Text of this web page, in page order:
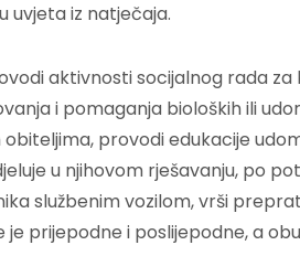
uvjeta iz natječaja.
aktivnosti socijalnog rada
i pomaganja bioloških ili
provodi edukacije
u njihovom rješavanju, po
službenim vozilom, vrši
je prijepodne i poslijepodne, a